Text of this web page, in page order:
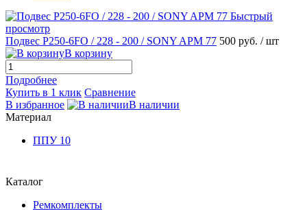
Быстрый
просмотр
Подвес Р250-6FO / 228 - 200 / SONY APM 77 500 руб. / шт
В корзину
Подробнее
Купить в 1 клик Сравнение
В избранное
В наличии
Материал
ППУ 10
Каталог
Ремкомплекты